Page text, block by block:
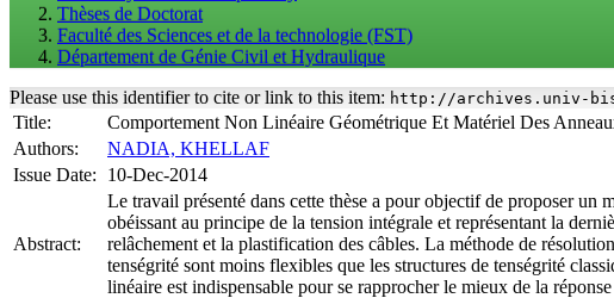
Thèses de Doctorat
Faculté des Sciences et de la technologie (FST)
Département de Génie Civil et Hydraulique
Please use this identifier to cite or link to this item: http://archives.univ-
Title:
Comportement Non Linéaire Géométrique Et Matériel Des
Authors:
NADIA, KHELLAF
Issue Date:
10-Dec-2014
Abstract:
Le travail présenté dans cette thèse a pour objectif de proposer un
obéissant au principe de la tension intégrale et représentant la
relâchement et la plastification des câbles. La méthode de
tenségrité sont moins flexibles que les structures de tenségrité
linéaire est indispensable pour se rapprocher le mieux de la